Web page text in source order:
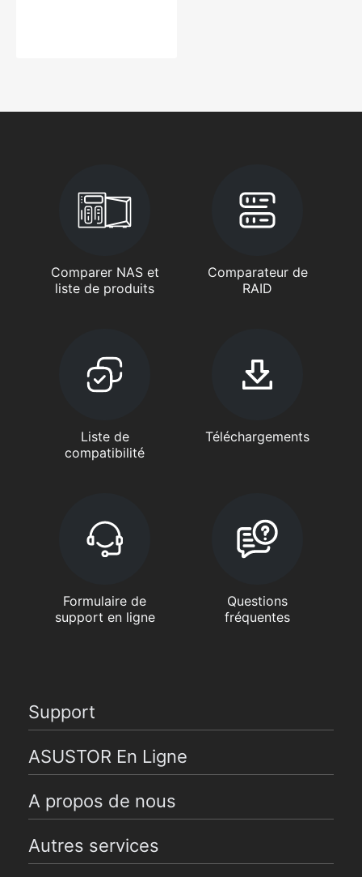
Comparer NAS et
liste de produits
Comparateur de
RAID
Liste de
compatibilité
Téléchargements
Formulaire de
support en ligne
Questions
fréquentes
Support
ASUSTOR En Ligne
A propos de nous
Autres services